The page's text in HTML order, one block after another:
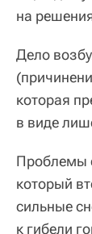
на
Дело
которая
в виде
Проблемы
который
сильные
к гибели